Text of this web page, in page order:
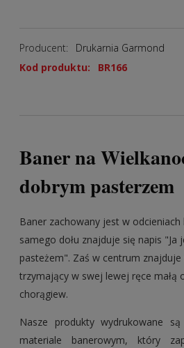
Producent:
Drukarnia Garmond
Kod produktu:
BR166
Baner na
dobrym pasterzem
Baner zachowany jest w odcieniach
samego dołu znajduje się napis "Ja
pasteżem". Zaś w centrum znajduje
trzymający w swej lewej ręce małą
chorągiew.
Nasze produkty wydrukowane
materiale banerowym, który